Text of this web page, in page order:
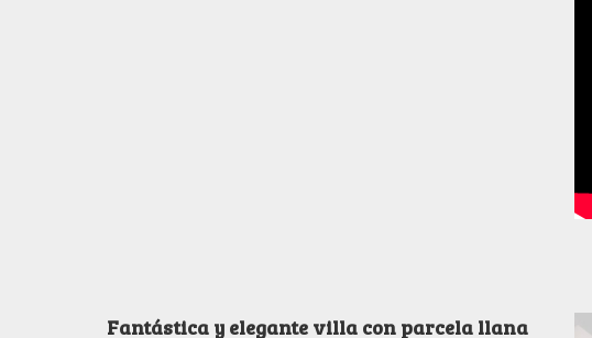
Fantástica y elegante villa con parcela llana